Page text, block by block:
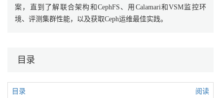
案，直到了解联合架构和CephFS、用Calamari和VSM监控环
境、评测集群性能，以及获取Ceph运维最佳实践。
目录
目录 阅读